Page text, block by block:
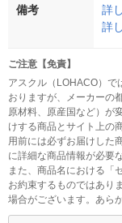
備考
詳
詳
ご注意【免責】
アスクル（LOHACO）で
おりますが、メーカーの
原材料、原産国など）が
けする商品とサイト上の
用前には必ずお届けした
に詳細な商品情報が必要
また、商品名における「
お約束するものではあり
場合がございます。あら